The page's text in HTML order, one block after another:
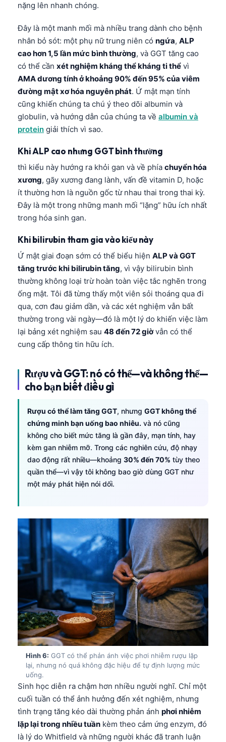
nặng lên nhanh chóng.
Đây là một manh mối mà nhiều trang dành cho bệnh
nhân bỏ sót: một phụ nữ trung niên có ngứa, ALP
cao hơn 1,5 lần mức bình thường, và GGT tăng cao
có thể cần xét nghiệm kháng thể kháng ti thể vì
AMA dương tính ở khoảng 90% đến 95% của viêm
đường mật xơ hóa nguyên phát. Ứ mật mạn tính
cũng khiến chúng ta chú ý theo dõi albumin và
globulin, và hướng dẫn của chúng ta về albumin và
protein giải thích vì sao.
Khi ALP cao nhưng GGT bình thường
thì kiểu này hướng ra khỏi gan và về phía chuyển hóa
xương, gãy xương đang lành, vấn đề vitamin D, hoặc
ít thường hơn là nguồn gốc từ nhau thai trong thai kỳ.
Đây là một trong những manh mối “lặng” hữu ích nhất
trong hóa sinh gan.
Khi bilirubin tham gia vào kiểu này
Ứ mật giai đoạn sớm có thể biểu hiện ALP và GGT
tăng trước khi bilirubin tăng, vì vậy bilirubin bình
thường không loại trừ hoàn toàn việc tắc nghẽn trong
ống mật. Tôi đã từng thấy một viên sỏi thoáng qua đi
qua, cơn đau giảm dần, và các xét nghiệm vẫn bất
thường trong vài ngày—đó là một lý do khiến việc làm
lại bảng xét nghiệm sau 48 đến 72 giờvẫn có thể
cung cấp thông tin hữu ích.
Rượu và GGT: nó có thể—và không thể—
cho bạn biết điều gì
Rượu có thể làm tăng GGT, nhưng GGT không thể
chứng minh bạn uống bao nhiêu. và nó cũng
không cho biết mức tăng là gần đây, mạn tính, hay
kèm gan nhiễm mỡ. Trong các nghiên cứu, độ nhạy
dao động rất nhiều—khoảng 30% đến 70% tùy theo
quần thể—vì vậy tôi không bao giờ dùng GGT như
một máy phát hiện nói dối.
Hình 6: GGT có thể phản ánh việc phơi nhiễm rượu lặp
lại, nhưng nó quá không đặc hiệu để tự định lượng mức
uống.
Sinh học diễn ra chậm hơn nhiều người nghĩ. Chỉ một
cuối tuần có thể ảnh hưởng đến xét nghiệm, nhưng
tình trạng tăng kéo dài thường phản ánh phơi nhiễm
lặp lại trong nhiều tuần kèm theo cảm ứng enzym, đó
là lý do Whitfield và những người khác đã tranh luận
اردو
मराठी
తెలుగు
தமிழ்
ગુજરાતી
മലയാളം
Bahasa Melayu
Tagalog
ភាសាខ្មែរ
Kiswahili
አማርኛ
O‘zbekcha
Català
Қазақ тілі
Suomi
Hrvatski
كوردی‎
سنڌي
සිංහල
অসমীয়া
Galego
Latviešu valoda
Македонски јазик
Occitan
العربية المغربية
Afrikaans
Монгол
ພາສາລາວ
Basa Jawa
Cebuano
ئۇيغۇرچە
Кыргызча
Татар теле
Беларуская мова
Esperanto